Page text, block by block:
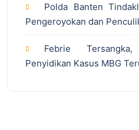
Polda Banten
Pengeroyokan dan
Febrie
Penyidikan Kasus MBG